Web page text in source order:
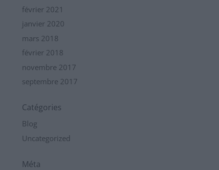
février 2021
janvier 2020
mars 2018
février 2018
novembre 2017
septembre 2017
Catégories
Blog
Uncategorized
Méta